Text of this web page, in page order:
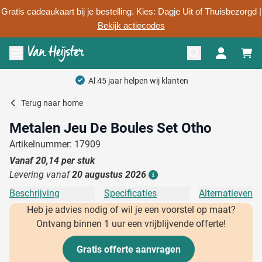
Gratis cadeaukaart bij je bestelling. Kies: Dagje Uit of Thuisbezorgd |
Bekijk actiecodes
Ga naar de inhoud
Menu openen
Al 45 jaar helpen wij klanten
Terug naar home
Metalen Jeu De Boules Set Otho
Artikelnummer: 17909
Vanaf20,14 per stuk
Levering vanaf20 augustus 2026
Beschrijving Specificaties
Alternatieven
Heb je advies nodig of wil je een voorstel op maat?
Ontvang binnen 1 uur een vrijblijvende offerte!
Gratis offerte aanvragen